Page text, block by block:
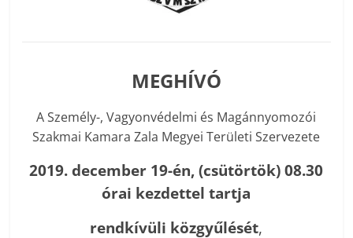
MEGHÍVÓ
A Személy-, Vagyonvédelmi és Magánnyomozói
Szakmai Kamara Zala Megyei Területi Szervezete
2019. december 19-én, (csütörtök) 08.30
órai kezdettel tartja
rendkívüli közgyűlését,